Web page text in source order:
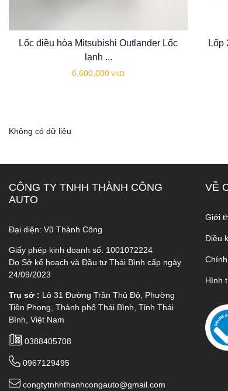
Lốc điều hòa Mitsubishi Outlander Lốc
lạnh ...
6,600,000 VND
Lốp
Không có dữ liệu
CÔNG TY TNHH THÀNH CÔNG
AUTO
Đại diện: Vũ Thành Công
Giấy phép kinh doanh số: 1001072224
Do Sở kế hoạch và Đầu tư Thái Bình cấp ngày
24/09/2023
Trụ sở : Lô 31 Đường Trần Thủ Độ, Phường
Tiền Phong, Thành phố Thái Bình, Tỉnh Thái
Bình, Việt Nam
0388405708
0967129495
congtytnhhthanhcongauto@gmail.com
VỀ
Giới
Điều
Hình